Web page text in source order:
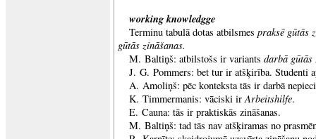
working knowledgge
Terminu tabulā dotas atbilsmes praksē gūtās
gūtās zināšanas.
M. Baltiņš: atbilstošs ir variants darbā gūtās
J. G. Pommers: bet tur ir atšķirība. Studenti
A. Amoliņš: pēc konteksta tās ir darbā
K. Timmermanis: vāciski irArbeitshilfe.
E. Cauna: tās ir praktiskās zināšanas.
M. Baltiņš: tad tās nav atšķiramas no